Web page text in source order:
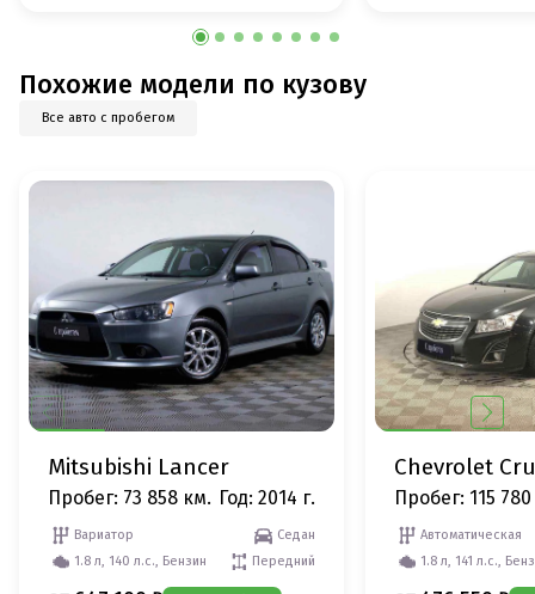
Похожие модели по кузову
Все авто с пробегом
Mitsubishi Lancer
Пробег: 73 858 км. Год: 2014 г.
Вариатор
Седан
1.8 л, 140 л.с., Бензин
Передний
Chevrolet
Пробег: 115
Автоматическая
1.8 л, 141 л.с.,